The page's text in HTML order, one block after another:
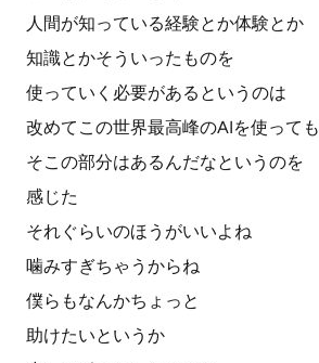
人間が知っている経験とか体験とか
知識とかそういったものを
使っていく必要があるというのは
改めてこの世界最高峰のAIを使っても
そこの部分はあるんだなというのを
感じた
それぐらいのほうがいいよね
噛みすぎちゃうからね
僕らもなんかちょっと
助けたいというか